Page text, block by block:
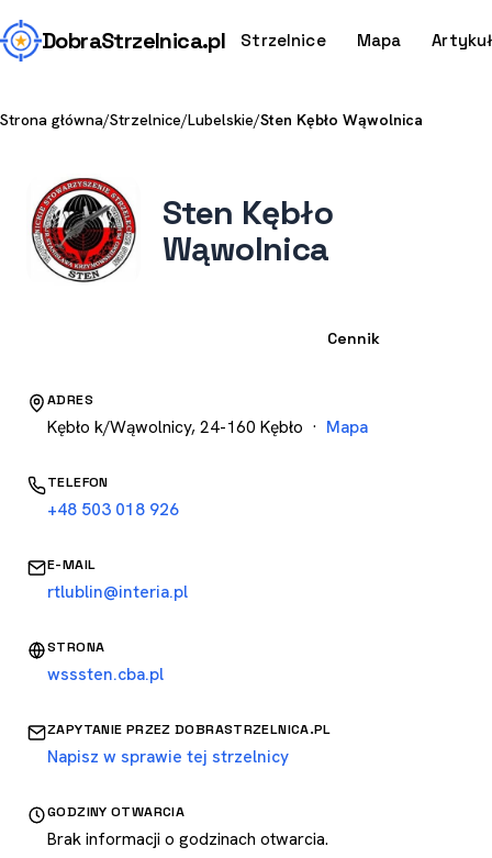
DobraStrzelnica.pl Strzelnice Mapa
Strona główna/Strzelnice/Lubelskie/Sten Kębło Wąwolnica
Sten Kębło
Wąwolnica
Cennik
ADRES
Kębło k/Wąwolnicy, 24-160 Kębło · Mapa
TELEFON
+48 503 018 926
E-MAIL
rtlublin@interia.pl
STRONA
wsssten.cba.pl
ZAPYTANIE PRZEZ DOBRASTRZELNICA.PL
Napisz w sprawie tej strzelnicy
GODZINY OTWARCIA
Brak informacji o godzinach otwarcia.